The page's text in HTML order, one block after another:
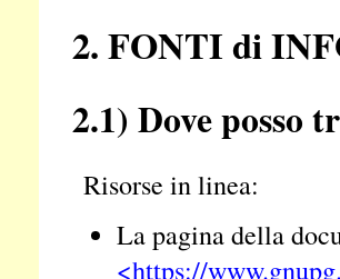
2. FONTI di
2.1) Dove posso
Risorse in linea:
La pagina della
<https://